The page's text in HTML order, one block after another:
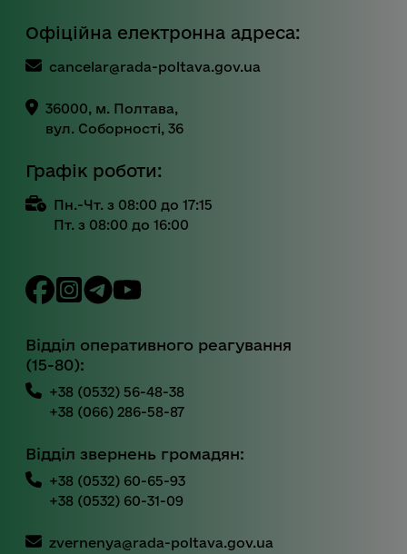
Офіційна електронна адреса:
cancelar@rada-poltava.gov.ua
36000, м. Полтава,
вул. Соборності, 36
Графік роботи:
Пн.-Чт. з 08:00 до 17:15
Пт. з 08:00 до 16:00
Відділ оперативного реагування
(15-80):
+38 (0532) 56-48-38
+38 (066) 286-58-87
Відділ звернень громадян:
+38 (0532) 60-65-93
+38 (0532) 60-31-09
zvernenya@rada-poltava.gov.ua